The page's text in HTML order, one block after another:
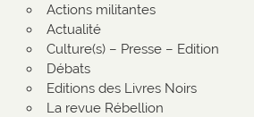
Actions militantes
Actualité
Culture(s) – Presse – Edition
Débats
Editions des Livres Noirs
La revue Rébellion